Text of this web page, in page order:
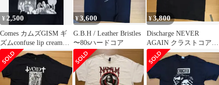
¥ 2,500
Comes カムズGISM ギ
ズムconfuse lip cream
GAUZE
¥3,600
G.B.H / Leather Bristles
〜80sハードコア
¥3,800
Discharge NEVER
AGAIN クラストコア
80sハードコア